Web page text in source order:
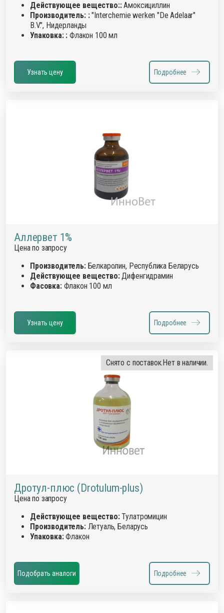
Действующее вещество::Амоксициллин
Производитель: :"Interchemie werken "De Adelaar"
B.V.", Нидерланды
Упаковка: : Флакон 100 мл
Узнать цену Подробнее
Аллервет 1%
Цена по запросу
Производитель:Белкаролин, Республика Беларусь
Действующее вещество:Дифенгидрамин
Фасовка:Флакон 100 мл
Узнать цену Подробнее
Снято с поставок.Нет в наличии.
Дротул-плюс (Drotulum-plus)
Цена по запросу
Действующее вещество:Тулатромицин
Производитель:Летуаль, Беларусь
Упаковка:Флакон
Подобрать аналоги Подробнее